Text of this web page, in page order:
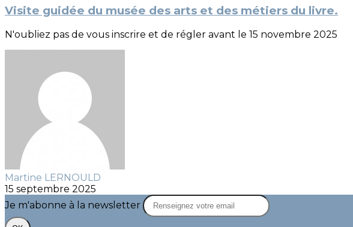
Visite guidée du musée des arts et des métiers du livre.
N'oubliez pas de vous inscrire et de régler avant le 15 novembre 2025
Martine LERNOULD
15 septembre 2025
Je m'abonne à la newsletter